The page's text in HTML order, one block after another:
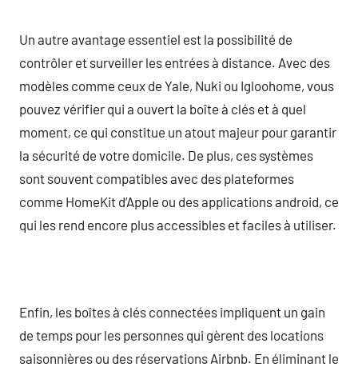
Un autre avantage essentiel est la possibilité de
contrôler et surveiller les entrées à distance. Avec des
modèles comme ceux de Yale, Nuki ou Igloohome, vous
pouvez vérifier qui a ouvert la boîte à clés et à quel
moment, ce qui constitue un atout majeur pour garantir
la sécurité de votre domicile. De plus, ces systèmes
sont souvent compatibles avec des plateformes
comme HomeKit d’Apple ou des applications android, ce
qui les rend encore plus accessibles et faciles à utiliser.
Enfin, les boîtes à clés connectées impliquent un gain
de temps pour les personnes qui gèrent des locations
saisonnières ou des réservations Airbnb. En éliminant le